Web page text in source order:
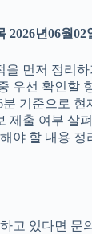
2026년06월02
먼저 정리하
우선 확인할
분 기준으로
제출 여부 살펴
야 할 내용 정
고 있다면 문